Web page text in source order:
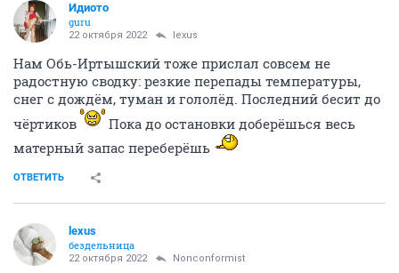
Идиото
guru
22 октября 2022 lexus
Нам Обь-Иртышский тоже прислал совсем не
радостную сводку: резкие перепады температуры,
снег с дождём, туман и гололёд. Последний бесит до
чёртиков
Пока до остановки доберёшься весь
матерный запас переберёшь
ОТВЕТИТЬ
lexus
бездельница
22 октября 2022 Nonconformist